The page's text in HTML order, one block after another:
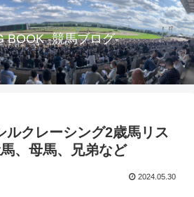
BOOK -競馬ブログ-
ルクレーシング2歳馬リス
、母馬、兄弟など
2024.05.30